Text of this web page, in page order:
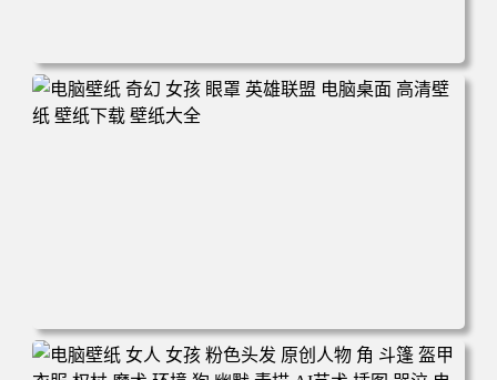
电脑壁纸 奇幻 雕像 风景 云 河流 游戏CG 神 游戏 游戏CG
电脑桌面 高清壁纸 壁纸下载 壁纸大全
电脑壁纸 奇幻 女孩 眼罩 英雄联盟 电脑桌面 高清壁纸 壁纸